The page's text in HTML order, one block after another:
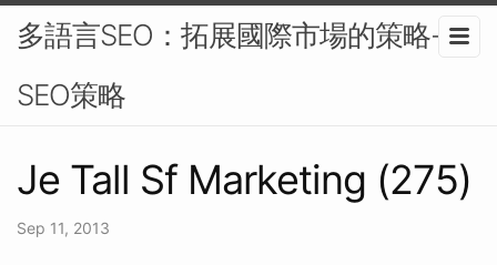
多語言SEO：拓展國際市場的策略-
SEO策略
Je Tall Sf Marketing (275)
Sep 11, 2013